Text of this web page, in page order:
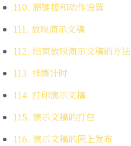
110. 超链接和动作设置
111. 放映演示文稿
112. 结束放映演示文稿的方法
113. 排练计时
114. 打印演示文稿
115. 演示文稿的打包
116. 演示文稿的网上发布